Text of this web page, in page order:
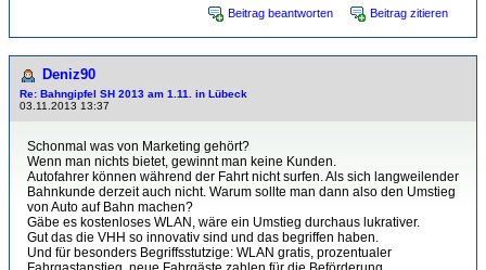
Beitrag beantworten Beitrag zitieren
Deniz90
Re: Bahngipfel SH 2013 am 1.11. in Lübeck
03.11.2013 13:37
Schonmal was von Marketing gehört?
Wenn man nichts bietet, gewinnt man keine Kunden.
Autofahrer können während der Fahrt nicht surfen. Als sich langweilender
Bahnkunde derzeit auch nicht. Warum sollte man dann also den Umstieg
von Auto auf Bahn machen?
Gäbe es kostenloses WLAN, wäre ein Umstieg durchaus lukrativer.
Gut das die VHH so innovativ sind und das begriffen haben.
Und für besonders Begriffsstutzige: WLAN gratis, prozentualer